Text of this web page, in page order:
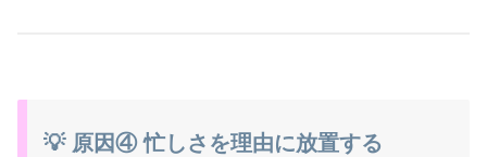
💡 原因④ 忙しさを理由に放置する